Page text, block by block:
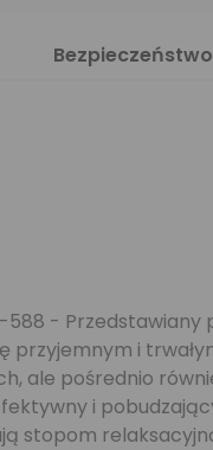
Bezpieczeństwo
588 -
przyjemnym i
ale pośrednio
i
stopom